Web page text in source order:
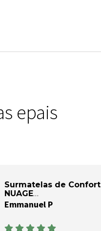
epais
Surmatelas de Confort
NUAGE
Emmanuel P